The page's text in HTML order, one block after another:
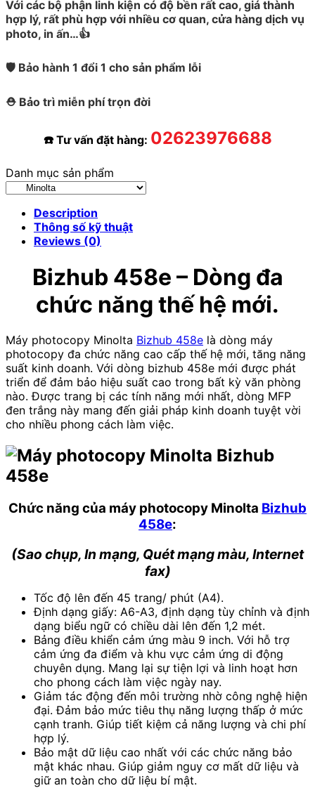
Với các bộ phận linh kiện có độ bền rất cao, giá thành
hợp lý, rất phù hợp với nhiều cơ quan, cửa hàng dịch vụ
photo, in ấn…👍
🛡️ Bảo hành 1 đổi 1 cho sản phẩm lỗi
⛑️ Bảo trì miễn phí trọn đời
☎️ Tư vấn đặt hàng: 02623976688
Danh mục sản phẩm
Description
Thông số kỹ thuật
Reviews (0)
Bizhub 458e – Dòng đa
chức năng thế hệ mới.
Máy photocopy Minolta Bizhub 458e là dòng máy
photocopy đa chức năng cao cấp thế hệ mới, tăng năng
suất kinh doanh. Với dòng bizhub 458e mới được phát
triển để đảm bảo hiệu suất cao trong bất kỳ văn phòng
nào. Được trang bị các tính năng mới nhất, dòng MFP
đen trắng này mang đến giải pháp kinh doanh tuyệt vời
cho nhiều phong cách làm việc.
Chức năng của máy photocopy Minolta Bizhub
458e:
(Sao chụp, In mạng, Quét mạng màu, Internet
fax)
Tốc độ lên đến 45 trang/ phút (A4).
Định dạng giấy: A6-A3, định dạng tùy chỉnh và định
dạng biểu ngữ có chiều dài lên đến 1,2 mét.
Bảng điều khiển cảm ứng màu 9 inch. Với hỗ trợ
cảm ứng đa điểm và khu vực cảm ứng di động
chuyên dụng. Mang lại sự tiện lợi và linh hoạt hơn
cho phong cách làm việc ngày nay.
Giảm tác động đến môi trường nhờ công nghệ hiện
đại. Đảm bảo mức tiêu thụ năng lượng thấp ở mức
cạnh tranh. Giúp tiết kiệm cả năng lượng và chi phí
hợp lý.
Bảo mật dữ liệu cao nhất với các chức năng bảo
mật khác nhau. Giúp giảm nguy cơ mất dữ liệu và
giữ an toàn cho dữ liệu bí mật.